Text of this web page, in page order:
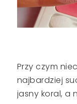
Przy czym
najbardziej
jasny koral, a